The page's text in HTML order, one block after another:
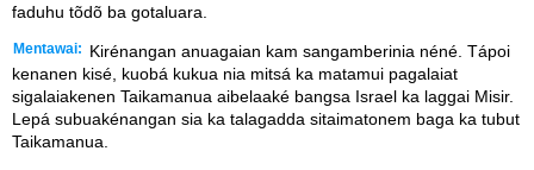
faduhu tõdõ ba gotaluara.
Mentawai:
Kirénangan anuagaian kam sangamberinia néné. Tápoi
kenanen kisé, kuobá kukua nia mitsá ka matamui pagalaiat
sigalaiakenen Taikamanua aibelaaké bangsa Israel ka laggai Misir.
Lepá subuakénangan sia ka talagadda sitaimatonem baga ka tubut
Taikamanua.